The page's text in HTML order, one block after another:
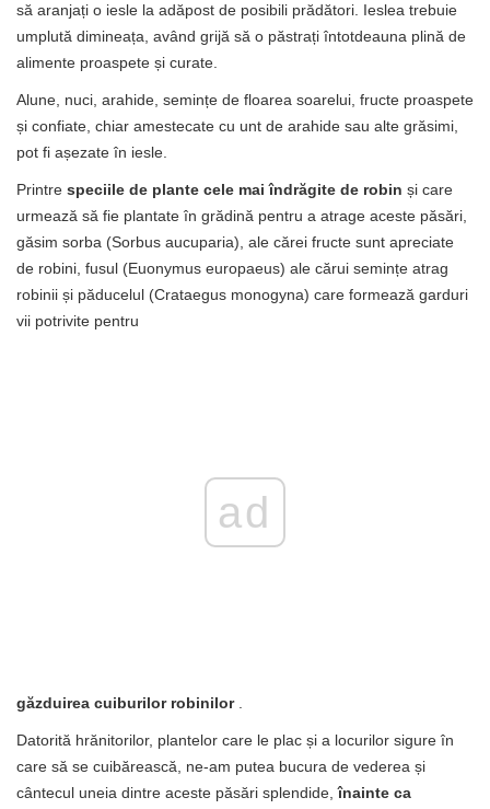
să aranjați o iesle la adăpost de posibili prădători. Ieslea trebuie
umplută dimineața, având grijă să o păstrați întotdeauna plină de
alimente proaspete și curate.
Alune, nuci, arahide, semințe de floarea soarelui, fructe proaspete
și confiate, chiar amestecate cu unt de arahide sau alte grăsimi,
pot fi așezate în iesle.
Printre speciile de plante cele mai îndrăgite de robin și care
urmează să fie plantate în grădină pentru a atrage aceste păsări,
găsim sorba (Sorbus aucuparia), ale cărei fructe sunt apreciate
de robini, fusul (Euonymus europaeus) ale cărui semințe atrag
robinii și păducelul (Crataegus monogyna) care formează garduri
vii potrivite pentru
ad
găzduirea cuiburilor robinilor.
Datorită hrănitorilor, plantelor care le plac și a locurilor sigure în
care să se cuibărească, ne-am putea bucura de vederea și
cântecul uneia dintre aceste păsări splendide,înainte ca